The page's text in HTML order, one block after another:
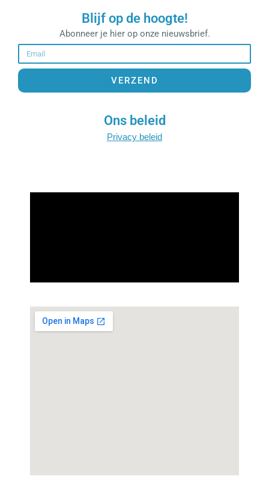
Blijf op de hoogte!
Abonneer je hier op onze nieuwsbrief.
Email
VERZEND
Ons beleid
Privacy beleid